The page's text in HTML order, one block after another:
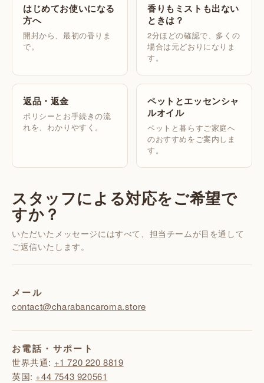
はじめてお使いになる
方へ
開封から、最初の香りま
で。
香りもミストも出ない
ときは？
2分ほどの確認で、多くの
場合は元どおりになりま
す。
返品・返金
ポリシーとお手続きの流
れを、わかりやすく。
ペットとエッセンシャ
ルオイル
ペットと暮らすご家庭へ
のおすすめをご案内しま
す。
スタッフによる対応をご希望で
すか？
いただいたメッセージにはすべて、担当チームが目を通して
ご返信いたします。
メール
contact@charabancaroma.store
お電話・サポート
世界共通: +1 720 220 8819
英国: +44 7543 920561